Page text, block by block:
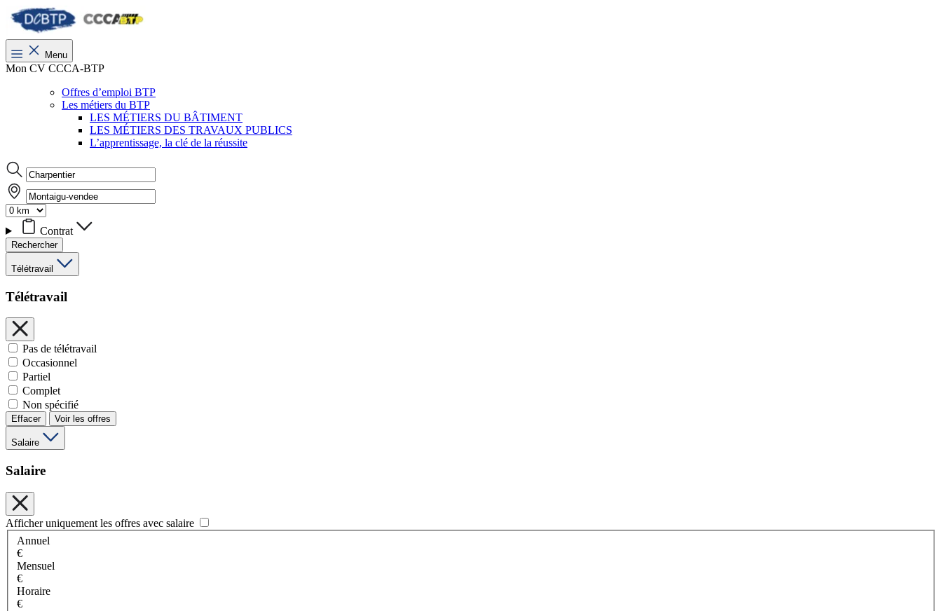
Menu
Mon CV CCCA-BTP
Offres d’emploi BTP
Les métiers du BTP
LES MÉTIERS DU BÂTIMENT
LES MÉTIERS DES TRAVAUX PUBLICS
L’apprentissage, la clé de la réussite
Contrat
Rechercher
Télétravail
Télétravail
Pas de télétravail
Occasionnel
Partiel
Complet
Non spécifié
Effacer Voir les offres
Salaire
Salaire
Afficher uniquement les offres avec salaire
Annuel
€
Mensuel
€
Horaire
€